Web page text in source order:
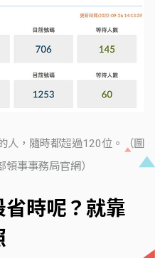
人，隨時都超過120位。（圖
事事務局官網）
時呢？就靠